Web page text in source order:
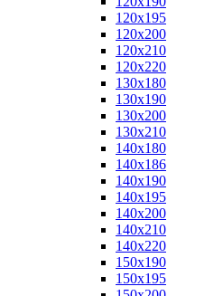
120x195
120x200
120x210
120x220
130x180
130x190
130x200
130x210
140x180
140x186
140x190
140x195
140x200
140x210
140x220
150x190
150x195